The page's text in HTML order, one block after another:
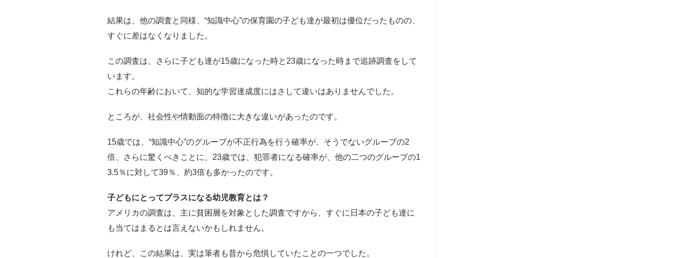
結果は、他の調査と同様、“知識中心”の保育園の子ども達が最初は優位だったものの、
すぐに差はなくなりました。
この調査は、さらに子ども達が15歳になった時と23歳になった時まで追跡調査をして
います。
これらの年齢において、知的な学習達成度にはさして違いはありませんでした。
ところが、社会性や情動面の特徴に大きな違いがあったのです。
15歳では、“知識中心”のグループが不正行為を行う確率が、そうでないグループの2
倍、さらに驚くべきことに、23歳では、犯罪者になる確率が、他の二つのグループの1
3.5％に対して39％、約3倍も多かったのです。
子どもにとってプラスになる幼児教育とは？
アメリカの調査は、主に貧困層を対象とした調査ですから、すぐに日本の子ども達に
も当てはまるとは言えないかもしれません。
けれど、この結果は、実は筆者も昔から危惧していたことの一つでした。